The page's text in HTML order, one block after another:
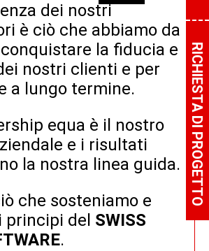
dei nostri
è ciò che abbiamo da
la fiducia e
nostri clienti e per
a lungo termine.
equa è il nostro
e i risultati
la nostra linea guida.
che sosteniamo e
principi del SWISS
.
RICHIESTA DI PROGETTO